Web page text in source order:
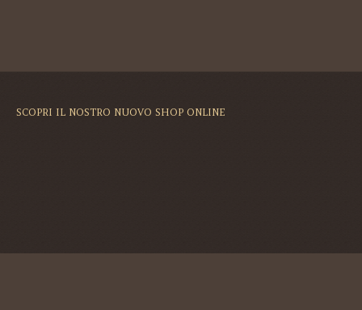
SCOPRI IL NOSTRO NUOVO SHOP ONLINE